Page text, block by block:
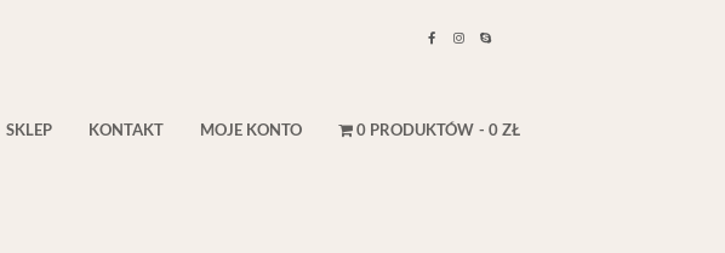
SKLEP KONTAKT MOJE KONTO 0 PRODUKTÓW 0 ZŁ